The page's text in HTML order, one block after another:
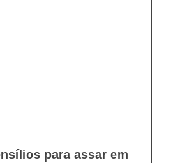
para assar em